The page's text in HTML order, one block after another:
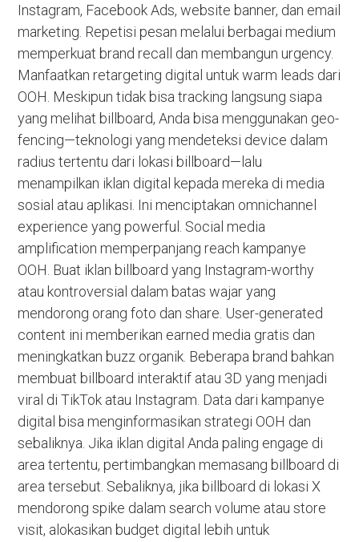
Instagram, Facebook Ads, website banner, dan email
marketing. Repetisi pesan melalui berbagai medium
memperkuat brand recall dan membangun urgency.
Manfaatkan retargeting digital untuk warm leads dari
OOH. Meskipun tidak bisa tracking langsung siapa
yang melihat billboard, Anda bisa menggunakan geo-
fencing—teknologi yang mendeteksi device dalam
radius tertentu dari lokasi billboard—lalu
menampilkan iklan digital kepada mereka di media
sosial atau aplikasi. Ini menciptakan omnichannel
experience yang powerful. Social media
amplification memperpanjang reach kampanye
OOH. Buat iklan billboard yang Instagram-worthy
atau kontroversial dalam batas wajar yang
mendorong orang foto dan share. User-generated
content ini memberikan earned media gratis dan
meningkatkan buzz organik. Beberapa brand bahkan
membuat billboard interaktif atau 3D yang menjadi
viral di TikTok atau Instagram. Data dari kampanye
digital bisa menginformasikan strategi OOH dan
sebaliknya. Jika iklan digital Anda paling engage di
area tertentu, pertimbangkan memasang billboard di
area tersebut. Sebaliknya, jika billboard di lokasi X
mendorong spike dalam search volume atau store
visit, alokasikan budget digital lebih untuk